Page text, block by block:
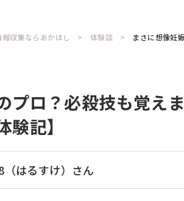
収集ならあかほし 体験談 まさに想像妊
プロ？必殺技も覚
記】
（はるすけ）さん